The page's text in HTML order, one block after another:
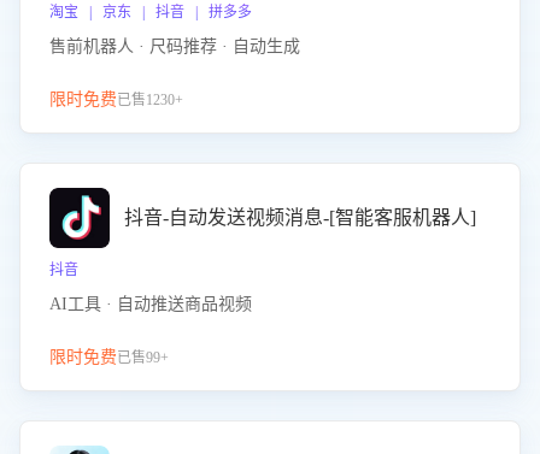
淘宝 | 京东 | 抖音 | 拼多多
售前机器人 · 尺码推荐 · 自动生成
限时免费已售1230+
抖音-自动发送视频消息-[智能客服机器人]
抖音
AI工具 · 自动推送商品视频
限时免费已售99+